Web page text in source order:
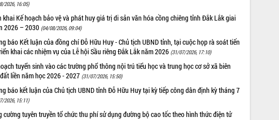
2026, 16:05)
khai Kế hoạch bảo vệ và phát huy giá trị di sản văn hóa cồng chiêng tỉnh Đắk Lắk giai
2026 – 2030 (04/08/2026, 09:04)
báo Kết luận của đồng chí Đỗ Hữu Huy - Chủ tịch UBND tỉnh, tại cuộc họp rà soát tiến
khai các nhiệm vụ của Lễ hội Sầu riêng Đắk Lắk năm 2026 (31/07/2026, 17:10)
tuyển sinh vào các trường phổ thông nội trú tiểu học và trung học cơ sở xã biên
liền năm học 2026 - 2027 (31/07/2026, 15:50)
báo kết luận của Chủ tịch UBND tỉnh Đỗ Hữu Huy tại kỳ tiếp công dân định kỳ tháng 7
2026, 15:11)
cường tuyên truyền tổ chức thu phí sử dụng đường bộ cao tốc theo hình thức điện tử